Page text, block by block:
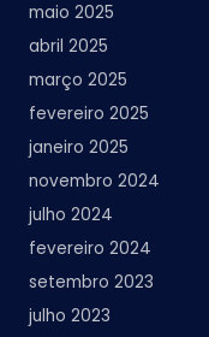
maio 2025
abril 2025
março 2025
fevereiro 2025
janeiro 2025
novembro 2024
julho 2024
fevereiro 2024
setembro 2023
julho 2023